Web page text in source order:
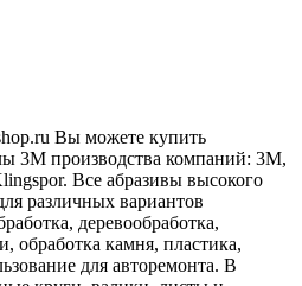
Вы можете купить
3М производства компаний: 3М,
Все абразивы высокого
различных вариантов
деревообработка,
обработка камня, пластика,
для авторемонта. В